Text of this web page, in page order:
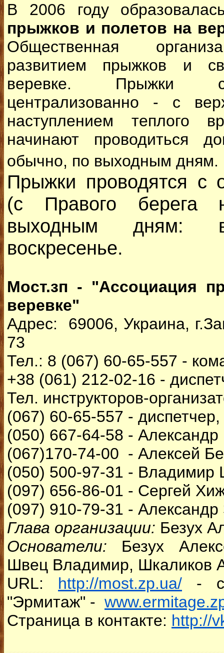
В 2006 году
прыжков и полетов на
Общественная
развитием прыжков и
веревке. Прыжки
централизованно - с
наступлением теплого
начинают проводиться
обычно, по выходным дням.
Прыжки проводятся с
(с Правого берега
выходным дням:
воскресенье.
Мост.зп - "Ассоциация
веревке"
Адрес: 69006, Украина,
73
Тел.: 8 (067) 60-65-557 -
+38 (061) 212-02-16 -
Тел. инструкторов-
(067) 60-65-557 -
(050) 667-64-58 -
(067)170-74-00 - Алексей
(050) 500-97-31 - Владимир
(097) 656-86-01 - Сергей
(097) 910-79-31 - Александр
Глава организации: Безух
Основатели: Безух
Швец Владимир, Шкаликов
URL: http://most.zp.ua/ -
"Эрмитаж" -
Страница в контакте: http://